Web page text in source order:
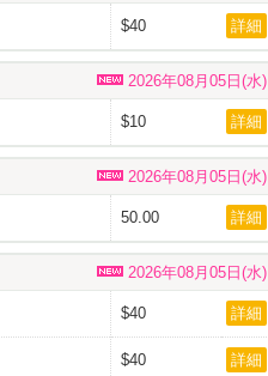
$40 詳細
2026年08月05日(水)
$10 詳細
2026年08月05日(水)
50.00 詳細
2026年08月05日(水)
$40 詳細
$40 詳細